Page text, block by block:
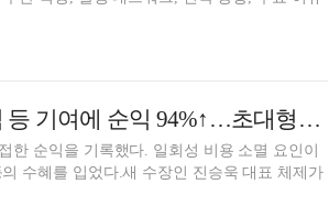
대신증권, 위탁수수료·운용수익 등 기여에 순익 94%↑…초대형IB 도전 속도 [금융사 2026 1분기 실적]
한 순익을 기록했다. 일회성 비용 소멸 요인이
수혜를 입었다.새 수장인 진승욱 대표 체제가